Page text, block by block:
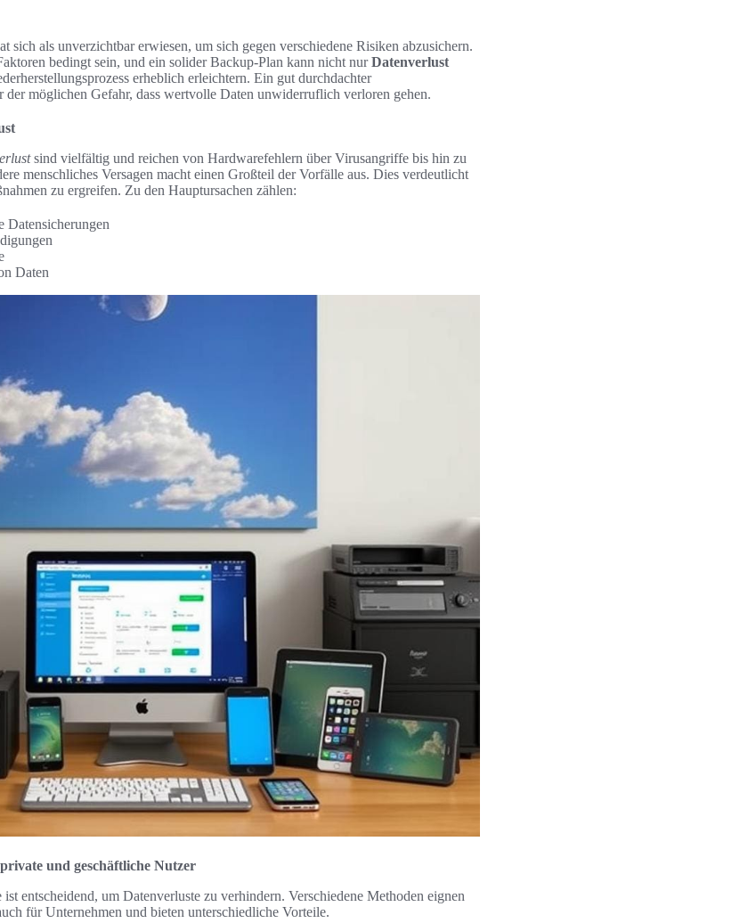
sich als unverzichtbar erwiesen, um sich gegen verschiedene Risiken abzusichern.
bedingt sein, und ein solider Backup-Plan kann nicht nurDatenverlust
erheblich erleichtern. Ein gut durchdachter
der möglichen Gefahr, dass wertvolle Daten unwiderruflich verloren gehen.
sind vielfältig und reichen von Hardwarefehlern über Virusangriffe bis hin zu
menschliches Versagen macht einen Großteil der Vorfälle aus. Dies verdeutlicht
zu ergreifen. Zu den Hauptursachen zählen:
Datensicherungen
Daten
und geschäftliche Nutzer
entscheidend, um Datenverluste zu verhindern. Verschiedene Methoden eignen
für Unternehmen und bieten unterschiedliche Vorteile.